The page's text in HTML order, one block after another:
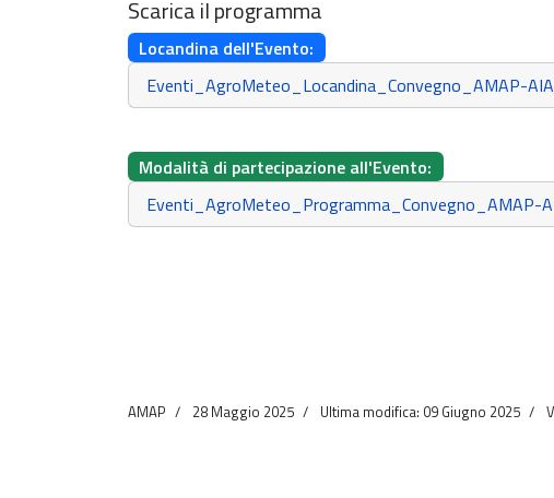
Scarica il programma
Locandina dell'Evento:
Eventi_AgroMeteo_Locandina_Convegno_AMAP-
Modalità di partecipazione all'Evento:
Eventi_AgroMeteo_Programma_Convegno_AMAP-
AMAP 28 Maggio 2025 Ultima modifica: 09 Giugno 2025